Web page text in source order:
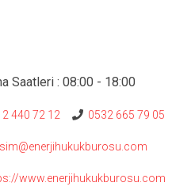
Saatleri : 08:00 - 18:00
440 72 12 0532 665 79 05
www.enerjihukukburosu.com